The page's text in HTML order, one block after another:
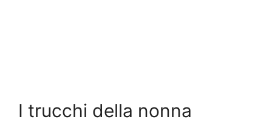
I trucchi della nonna